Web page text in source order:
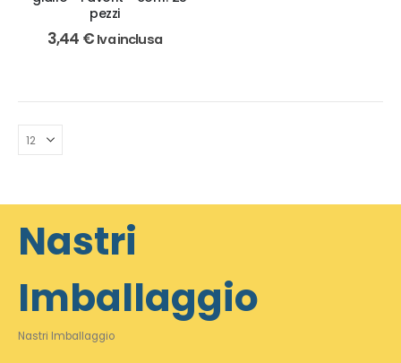
pezzi
3,44 € Iva inclusa
Nastri
Imballaggio
Nastri Imballaggio